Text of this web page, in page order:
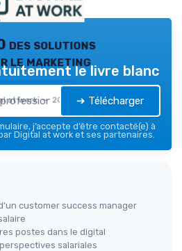
des solutions
le marketing
at work — 2026
le livre blanc
➔ Télécharger
j’accepte d’être contacté(e) à
Digital at work et ses partenaires.
customer success manager
postes dans le digital
salariales